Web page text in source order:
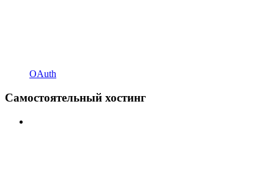
OAuth
Самостоятельный хостинг